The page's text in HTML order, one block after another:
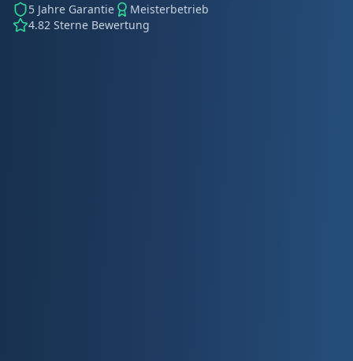
5 Jahre Garantie
Meisterbetrieb
4.82 Sterne Bewertung